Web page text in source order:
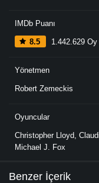
IMDb Puanı
8.5 1.442.629 Oy
Yönetmen
Robert Zemeckis
Oyuncular
Christopher Lloyd,
Michael J. Fox
Benzer İçerik